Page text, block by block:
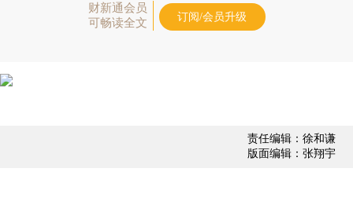
财新通会员
可畅读全文
订阅/会员升级
责任编辑：徐和谦
版面编辑：张翔宇